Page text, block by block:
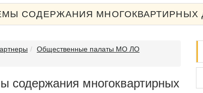
СОДЕРЖАНИЯ МНОГОКВАРТИРНЫХ
Общественные палаты МО ЛО
содержания многоквартирных